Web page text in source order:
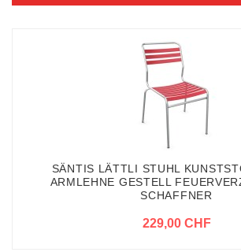
SÄNTIS LÄTTLI STUHL
ARMLEHNE GESTELL
SCHAFFNER
229,00 CHF